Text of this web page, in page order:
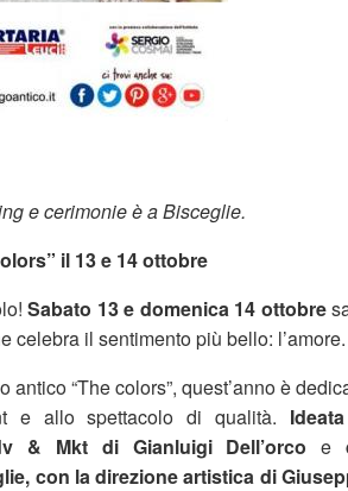
e cerimonie è a Bisceglie.
il 13 e 14 ottobre
Sabato 13 e domenica 14 ottobre
celebra il sentimento più bello: l’amore.
“The colors”, quest’anno è
e allo spettacolo di qualità.
& Mkt di Gianluigi Dell’orco e
con la direzione artistica di